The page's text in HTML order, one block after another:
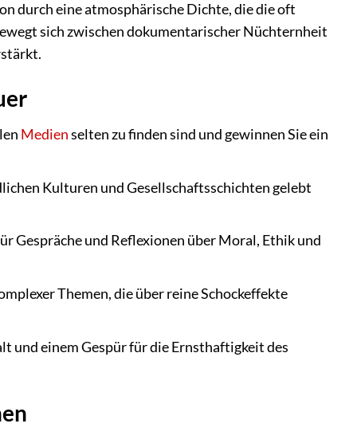
durch eine atmosphärische Dichte, die die oft
sich zwischen dokumentarischer Nüchternheit
Medienselten zu finden sind und gewinnen Sie ein
Kulturen und Gesellschaftsschichten gelebt
Gespräche und Reflexionen über Moral, Ethik und
Themen, die über reine Schockeffekte
und einem Gespür für die Ernsthaftigkeit des